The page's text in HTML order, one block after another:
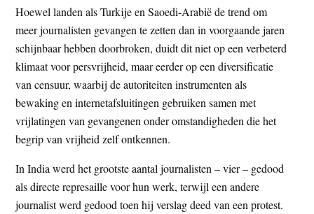
Hoewel landen als Turkije en Saoedi-Arabië de trend om
meer journalisten gevangen te zetten dan in voorgaande jaren
schijnbaar hebben doorbroken, duidt dit niet op een verbeterd
klimaat voor persvrijheid, maar eerder op een diversificatie
van censuur, waarbij de autoriteiten instrumenten als
bewaking en internetafsluitingen gebruiken samen met
vrijlatingen van gevangenen onder omstandigheden die het
begrip van vrijheid zelf ontkennen.
In India werd het grootste aantal journalisten – vier – gedood
als directe represaille voor hun werk, terwijl een andere
journalist werd gedood toen hij verslag deed van een protest.